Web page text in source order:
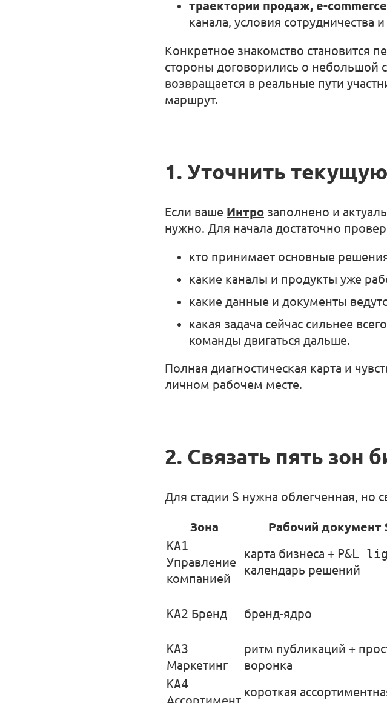
траектории продаж, e-
канала, условия сотрудничества
Конкретное знакомство становится
стороны договорились о небольшой
возвращается в реальные пути
маршрут.
1. Уточнить
Если ваше Интро заполнено и
нужно. Для начала достаточно
кто принимает основные
какие каналы и продукты уже
какие данные и документы
какая задача сейчас сильнее
команды двигаться дальше.
Полная диагностическая карта и
личном рабочем месте.
2. Связать пять зон
Для стадии S нужна облегченная, но
Зона Рабочий документ
KA1
Управление
компанией
карта бизнеса + P&L
календарь решений
KA2 Бренд бренд-ядро
KA3
Маркетинг
ритм публикаций +
воронка
KA4
короткая